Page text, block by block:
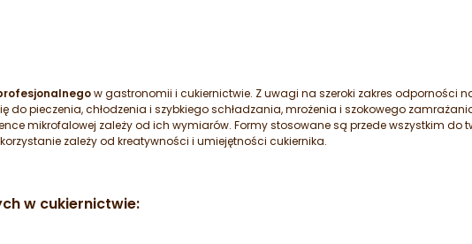
w gastronomii i cukiernictwie. Z uwagi na szeroki zakres odporności
pieczenia, chłodzenia i szybkiego schładzania, mrożenia i szokowego
mikrofalowej zależy od ich wymiarów. Formy stosowane są przede wszystkim do
zależy od kreatywności i umiejętności cukiernika.
w cukiernictwie: